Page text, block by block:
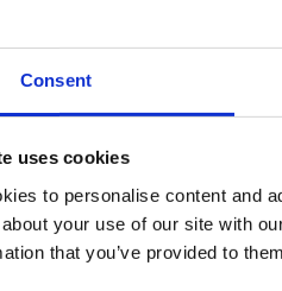
Consent
uses cookies
to personalise content and
your use of our site with
that you’ve provided to
Use Cases identifiziert und führt
Nutzen.
Mitarbeiter nutzen
Es gibt interne KI-